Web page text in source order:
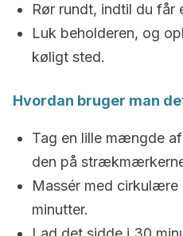
Rør rundt, indtil du får
Luk beholderen, og
køligt sted.
Hvordan bruger man
Tag en lille mængde
den på
Massér med
minutter.